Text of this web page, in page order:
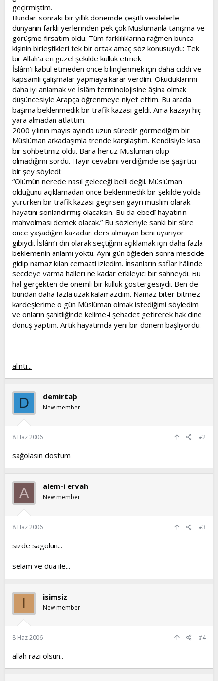
geçirmiştim.
Bundan sonraki bir yıllık dönemde çeşitli vesilelerle
dünyanın farklı yerlerinden pek çok Müslümanla tanışma ve
görüşme fırsatım oldu. Tüm farklılıklarına rağmen bunca
kişinin birleştikleri tek bir ortak amaç söz konusuydu: Tek
bir Allah’a en güzel şekilde kulluk etmek.
İslâm’ı kabul etmeden önce bilinçlenmek için daha ciddi ve
kapsamlı çalışmalar yapmaya karar verdim. Okuduklarımı
daha iyi anlamak ve İslâm terminolojisine âşina olmak
düşüncesiyle Arapça öğrenmeye niyet ettim. Bu arada
başıma beklenmedik bir trafik kazası geldi. Ama kazayı hiç
yara almadan atlattım.
2000 yılının mayıs ayında uzun süredir görmediğim bir
Müslüman arkadaşımla trende karşılaştım. Kendisiyle kısa
bir sohbetimiz oldu. Bana henüz Müslüman olup
olmadığımı sordu. Hayır cevabını verdiğimde ise şaşırtıcı
bir şey söyledi:
“Ölümün nerede nasıl geleceği belli değil. Müslüman
olduğunu açıklamadan önce beklenmedik bir şekilde yolda
yürürken bir trafik kazası geçirsen gayri müslim olarak
hayatını sonlandırmış olacaksın. Bu da ebedî hayatının
mahvolması demek olacak.” Bu sözleriyle sanki bir süre
önce yaşadığım kazadan ders almayan beni uyarıyor
gibiydi. İslâm’ı din olarak seçtiğimi açıklamak için daha fazla
beklemenin anlamı yoktu. Aynı gün öğleden sonra mescide
gidip namaz kılan cemaati izledim. İnsanların saflar hâlinde
secdeye varma halleri ne kadar etkileyici bir sahneydi. Bu
hal gerçekten de önemli bir kulluk göstergesiydi. Ben de
bundan daha fazla uzak kalamazdım. Namaz biter bitmez
kardeşlerime o gün Müslüman olmak istediğimi söyledim
ve onların şahitliğinde kelime-i şehadet getirerek hak dine
dönüş yaptım. Artık hayatımda yeni bir dönem başlıyordu.
alıntı...
D demirtaþ
New member
8 Haz 2006 #2
sağolasın dostum
A alem-i ervah
New member
8 Haz 2006 #3
sizde sagolun...
selam ve dua ile...
I isimsiz
New member
8 Haz 2006 #4
allah razı olsun..